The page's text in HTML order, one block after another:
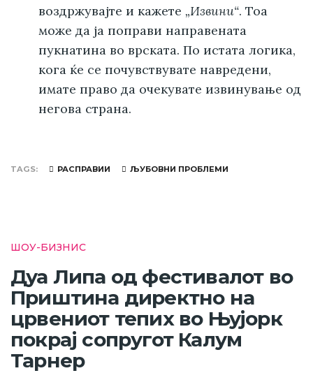
воздржувајте и кажете „Извини“. Тоа
може да ја поправи направената
пукнатина во врската. По истата логика,
кога ќе се почувствувате навредени,
имате право да очекувате извинување од
негова страна.
TAGS РАСПРАВИИ ЉУБОВНИ ПРОБЛЕМИ
ШОУ-БИЗНИС
Дуа Липа од фестивалот во
Приштина директно на
црвениот тепих во Њујорк
покрај сопругот Калум
Тарнер